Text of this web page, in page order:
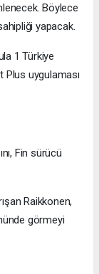
Böylece
yapacak.
1 Türkiye
Plus uygulaması
Fin sürücü
Raikkonen,
görmeyi